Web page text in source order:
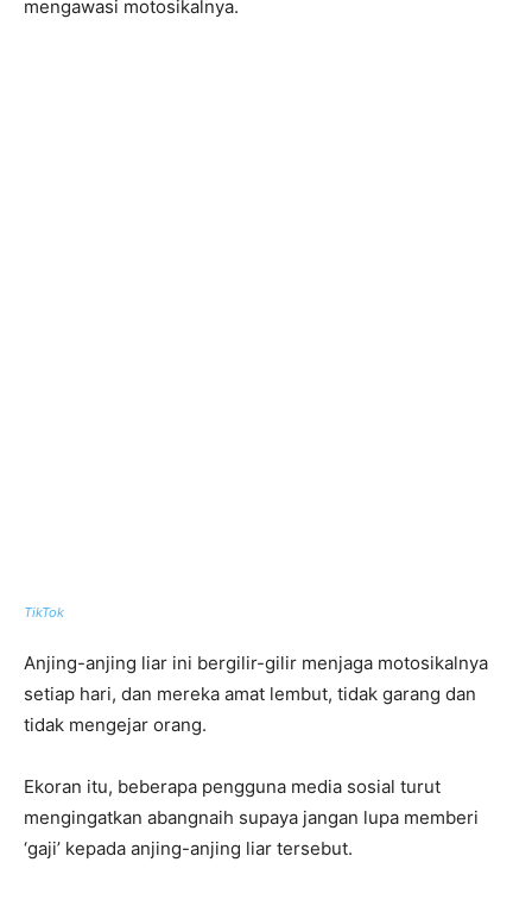
mengawasi motosikalnya.
TikTok
Anjing-anjing liar ini bergilir-gilir menjaga motosikalnya
setiap hari, dan mereka amat lembut, tidak garang dan
tidak mengejar orang.
Ekoran itu, beberapa pengguna media sosial turut
mengingatkan abangnaih supaya jangan lupa memberi
‘gaji’ kepada anjing-anjing liar tersebut.